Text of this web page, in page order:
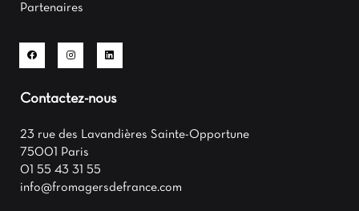
Partenaires
Contactez-nous
23 rue des Lavandières Sainte-Opportune
75001 Paris
01 55 43 31 55
info@fromagersdefrance.com